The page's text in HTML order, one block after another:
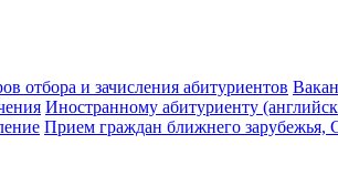
отбора и зачисления абитуриентов
Иностранному абитуриенту
Прием граждан ближнего зарубежья,